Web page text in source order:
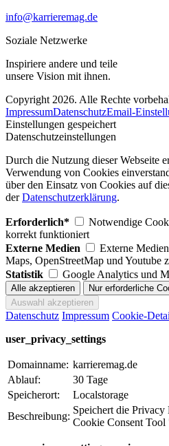
info@karrieremag.de
Soziale Netzwerke
Inspiriere andere und teile
unsere Vision mit ihnen.
Copyright 2026. Alle Rechte
ImpressumDatenschutzEmail-
Einstellungen gespeichert
Datenschutzeinstellungen
Durch die Nutzung dieser Webseite
Verwendung von Cookies
über den Einsatz von Cookies auf
derDatenschutzerklärung.
Erforderlich*
Notwendige
korrekt funktioniert
Externe Medien
Externe
Maps, OpenStreetMap und Youtube
Statistik
Google Analytics und
Datenschutz Impressum Cookie-
user_privacy_settings
Domainname: karrieremag.de
Ablauf:
30 Tage
Speicherort:
Localstorage
Beschreibung:
Speichert die
Cookie Consent